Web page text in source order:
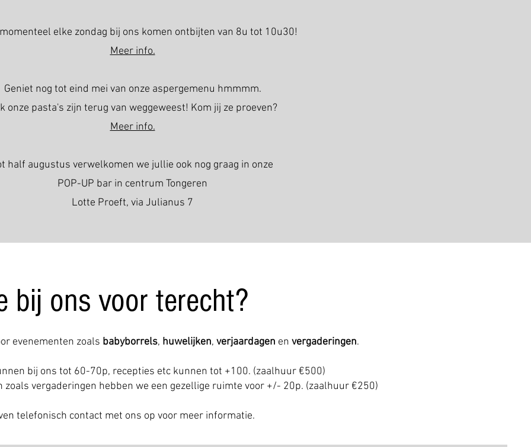
elke zondag bij ons komen ontbijten van 8u tot 10u30!
Meer info.
Geniet nog tot eind mei van onze aspergemenu hmmmm.
onze pasta's zijn terug van weggeweest! Kom jij ze proeven?
Meer info.
half augustus verwelkomen we jullie ook nog graag in onze
POP-UP bar in centrum Tongeren
Lotte Proeft, via Julianus 7
bij ons voor terecht?
evenementen zoals babyborrels, huwelijken, verjaardagen en vergaderingen.
bij ons tot 60-70p, recepties etc kunnen tot +100. (zaalhuur €500)
zoals vergaderingen hebben we een gezellige ruimte voor +/- 20p. (zaalhuur €250)
telefonisch contact met ons op voor meer informatie.